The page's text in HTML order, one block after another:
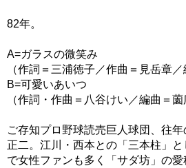
82年。
A=ガラスの微笑み
（作詞＝三浦徳子／作曲＝見岳章／
B=可愛いあいつ
（作詞・作曲＝八谷けい／編曲＝薗
ご存知プロ野球読売巨人球団、往
正二。江川・西本との「三本柱」
で女性ファンも多く「サダ坊」の